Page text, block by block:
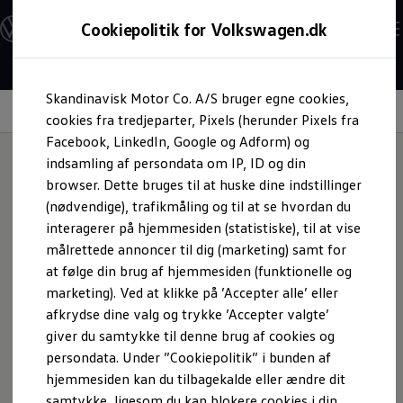
Cookiepolitik for Volkswagen.dk
Skandinavisk Motor Co. A/S bruger egne cookies,
cookies fra tredjeparter, Pixels (herunder Pixels fra
Facebook, LinkedIn, Google og Adform) og
indsamling af persondata om IP, ID og din
browser. Dette bruges til at huske dine indstillinger
(nødvendige), trafikmåling og til at se hvordan du
interagerer på hjemmesiden (statistiske), til at vise
målrettede annoncer til dig (marketing) samt for
at følge din brug af hjemmesiden (funktionelle og
marketing). Ved at klikke på ’Accepter alle’ eller
afkrydse dine valg og trykke ’Accepter valgte’
giver du samtykke til denne brug af cookies og
persondata. Under ”Cookiepolitik” i bunden af
hjemmesiden kan du tilbagekalde eller ændre dit
hovedindhold
footer
Modeller og konfigurator
Byg din Volkswagen
Alle modeller
Kend din Volkswagen
Erhvervsbiler
Værktøjskassen
ConnectedFleet
Service
California on Tour app
Elektriske biler
Elbiler
ID. Polo
ID. Cross
ID.3 Neo
ID.4
ID.5
ID.7
ID.7 Tourer
ID. Buzz
Konceptbiler
ID. EVERY1
ID. 2all & ID. GTI
Wellness In-Car App
Mere afslappende